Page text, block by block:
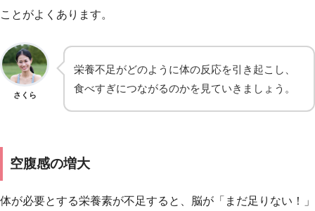
ことがよくあります。
さくら
栄養不足がどのように体の反応を引き起こし、
食べすぎにつながるのかを見ていきましょう。
空腹感の増大
体が必要とする栄養素が不足すると、脳が「まだ足りない！」